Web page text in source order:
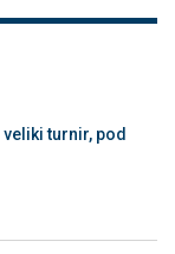
turnir, pod